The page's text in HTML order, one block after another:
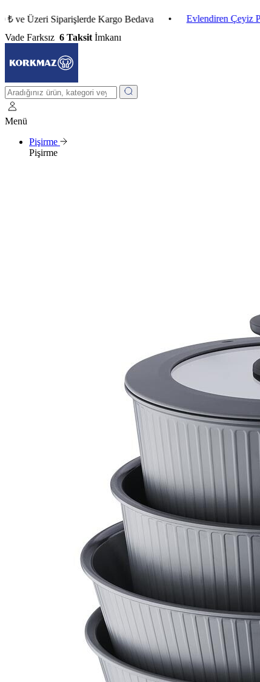
Siparişlerde Kargo Bedava • Evlendiren Çeyiz Paketleri
Vade Farksız 6 Taksit İmkanı
Menü
Pişirme
Pişirme